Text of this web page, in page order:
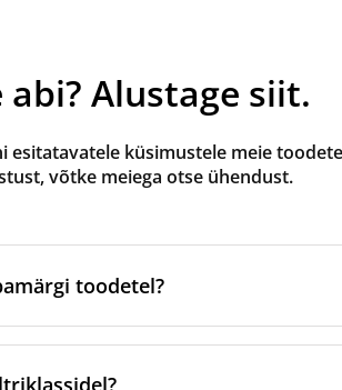
abi? Alustage siit.
esitatavatele küsimustele meie
võtke meiega otse ühendust.
toodetel?
vastavad kaubamärgi kindlatele